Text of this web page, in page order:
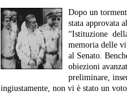
Dopo un
stata approvata
“Istituzione
memoria delle
al Senato.
obiezioni
preliminare,
ingiustamente, non vi è stato un